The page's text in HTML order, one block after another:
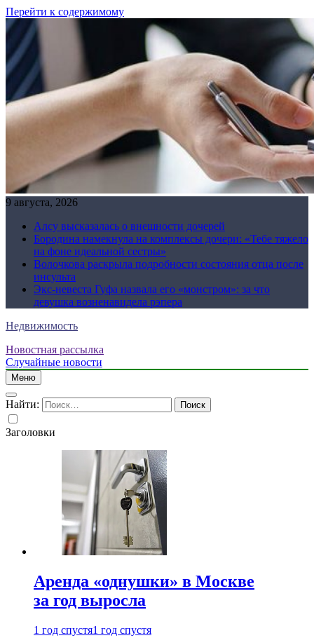
Перейти к содержимому
9 августа, 2026
Алсу высказалась о внешности дочерей
Бородина намекнула на комплексы дочери: «Тебе тяжело
на фоне идеальной сестры»
Волочкова раскрыла подробности состояния отца после
инсульта
Экс-невеста Гуфа назвала его «монстром»: за что
девушка возненавидела рэпера
Недвижимость
Новостная рассылка
Случайные новости
Меню
Найти:
Заголовки
Аренда «однушки» в Москве
за год выросла
1 год спустя1 год спустя